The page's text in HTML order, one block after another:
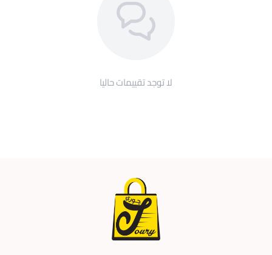
لا توجد تقييمات حاليا